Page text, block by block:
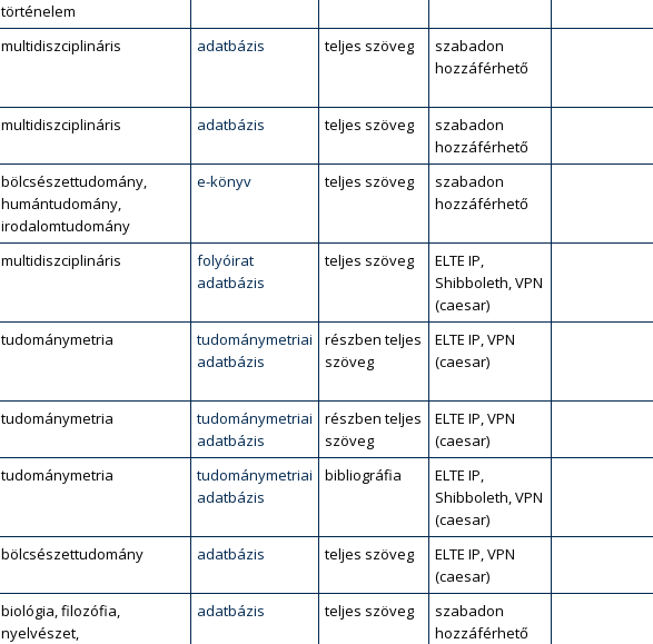
történelem
multidiszciplináris adatbázis teljes szöveg
szabadon
hozzáférhető
multidiszciplináris adatbázis teljes szöveg
szabadon
hozzáférhető
bölcsészettudomány,
humántudomány,
irodalomtudomány
e-könyv teljes szöveg
szabadon
hozzáférhető
multidiszciplináris
folyóirat
adatbázis
teljes szöveg
ELTE IP,
Shibboleth, VPN
(caesar)
tudománymetria
tudománymetriai
adatbázis
részben teljes
szöveg
ELTE IP, VPN
(caesar)
tudománymetria
tudománymetriai
adatbázis
részben teljes
szöveg
ELTE IP, VPN
(caesar)
tudománymetria
tudománymetriai
adatbázis
bibliográfia
ELTE IP,
Shibboleth, VPN
(caesar)
bölcsészettudomány adatbázis teljes szöveg
ELTE IP, VPN
(caesar)
biológia, filozófia,
nyelvészet,
adatbázis teljes szöveg
szabadon
hozzáférhető